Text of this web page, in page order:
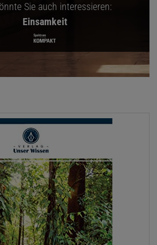
Sie auch interessieren:
Einsamkeit